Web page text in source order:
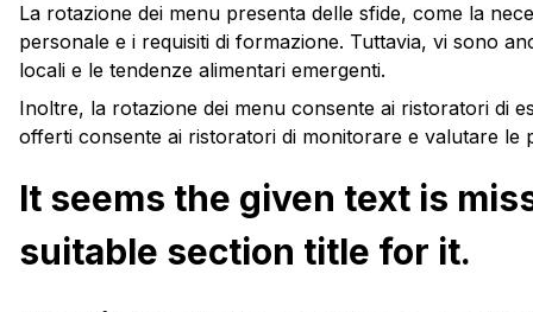
La rotazione dei menu presenta delle sfide, come la
personale e i requisiti di formazione. Tuttavia, vi sono
locali e le tendenze alimentari emergenti.
Inoltre, la rotazione dei menu consente ai ristoratori di
offerti consente ai ristoratori di monitorare e valutare
It seems the given text is
suitable section title for it.